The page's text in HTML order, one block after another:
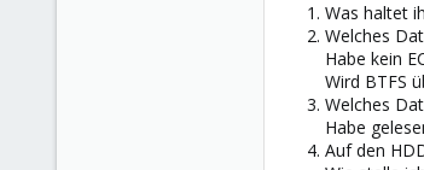
Was haltet
Welches
Habe kein
Wird BTFS
Welches
Habe
Auf den